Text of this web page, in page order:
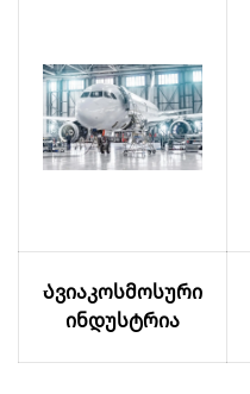
Ავიაკოსმოსური
ინდუსტრია